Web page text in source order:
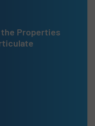
Properties